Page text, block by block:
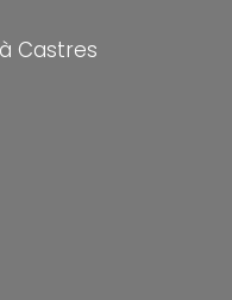
Castres